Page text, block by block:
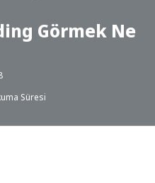
Görmek Ne
Süresi